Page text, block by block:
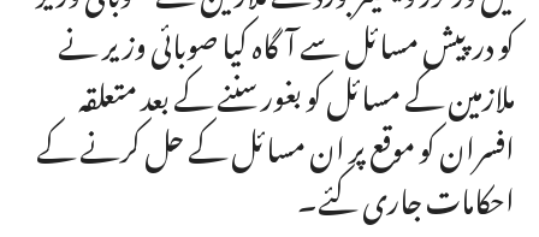
کو درپیش مسائل سے آگاہ کیا صوبائی وزیر نے
ملازمین کے مسائل کو بغور سننے کے بعد متعلقہ
افسران کو موقع پر ان مسائل کے حل کرنے کے
احکامات جاری کئے۔